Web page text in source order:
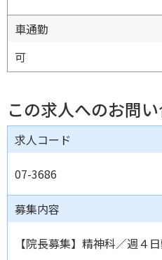
車通勤
可
この求人へのお問
求人コード
07-3686
募集内容
【院長募集】精神科／週４